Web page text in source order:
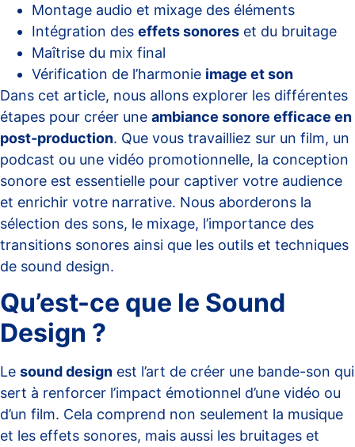
Montage audio et mixage des éléments
Intégration des effets sonores et du bruitage
Maîtrise du mix final
Vérification de l’harmonie image et son
Dans cet article, nous allons explorer les différentes
étapes pour créer une ambiance sonore efficace en
post-production. Que vous travailliez sur un film, un
podcast ou une vidéo promotionnelle, la conception
sonore est essentielle pour captiver votre audience
et enrichir votre narrative. Nous aborderons la
sélection des sons, le mixage, l’importance des
transitions sonores ainsi que les outils et techniques
de sound design.
Qu’est-ce que le Sound
Design ?
Le sound design est l’art de créer une bande-son qui
sert à renforcer l’impact émotionnel d’une vidéo ou
d’un film. Cela comprend non seulement la musique
et les effets sonores, mais aussi les bruitages et